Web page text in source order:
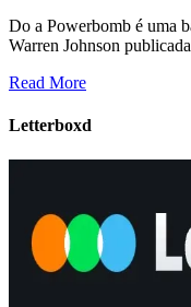
Do a Powerbomb é uma
Warren Johnson
Read More
Letterboxd